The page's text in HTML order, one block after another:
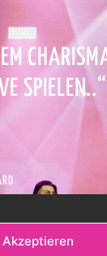
Akzeptieren
SPIELEN..“